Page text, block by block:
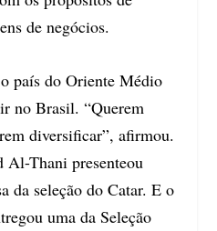
de negócios.
país do Oriente Médio
no Brasil. “Querem
diversificar”, afirmou.
Thani presenteou
da seleção do Catar. E o
uma da Seleção